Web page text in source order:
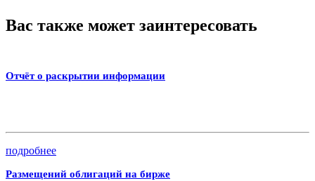
Вас также может заинтересовать
Отчёт о раскрытии информации
подробнее
Размещений облигаций на бирже